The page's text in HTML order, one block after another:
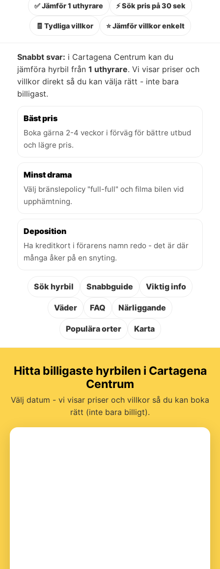
✅ Jämför 1 uthyrare ⚡ Sök pris på 30 sek
🧾 Tydliga villkor ⭐ Jämför villkor enkelt
Snabbt svar: i Cartagena Centrum kan du
jämföra hyrbil från 1 uthyrare. Vi visar priser och
villkor direkt så du kan välja rätt - inte bara
billigast.
Bäst pris
Boka gärna 2-4 veckor i förväg för bättre utbud
och lägre pris.
Minst drama
Välj bränslepolicy "full-full" och filma bilen vid
upphämtning.
Deposition
Ha kreditkort i förarens namn redo - det är där
många åker på en snyting.
Sök hyrbil Snabbguide Viktig info
Väder FAQ Närliggande
Populära orter Karta
Hitta billigaste hyrbilen i Cartagena
Centrum
Välj datum - vi visar priser och villkor så du kan boka
rätt (inte bara billigt).